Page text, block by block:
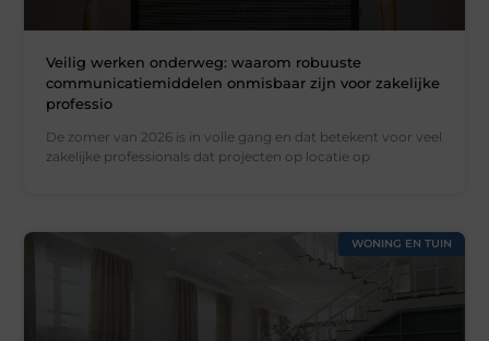
Veilig werken onderweg: waarom robuuste
communicatiemiddelen onmisbaar zijn voor zakelijke
professio
De zomer van 2026 is in volle gang en dat betekent voor veel
zakelijke professionals dat projecten op locatie op
WONING EN TUIN